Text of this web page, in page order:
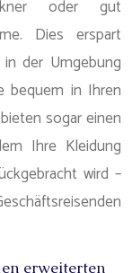
oder gut
Dies erspart
der Umgebung
bequem in Ihren
sogar einen
Ihre Kleidung
wird –
erweiterten